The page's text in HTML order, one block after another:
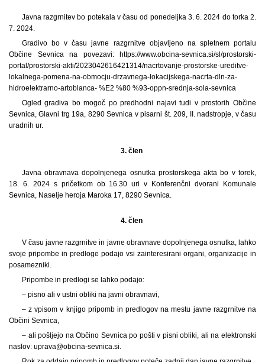
Javna razgrnitev bo potekala v času od ponedeljka 3. 6. 2024 do torka 2.
7. 2024.
Gradivo bo v času javne razgrnitve objavljeno na spletnem portalu
Občine Sevnica na povezavi: https://www.obcina-sevnica.si/sl/prostorski-
portal/prostorski-akti/2023042616421314/nacrtovanje-prostorske-ureditve-
lokalnega-pomena-na-obmocju-drzavnega-lokacijskega-nacrta-dln-za-
hidroelektrarno-artoblanca- %E2 %80 %93-oppn-srednja-sola-sevnica
Ogled gradiva bo mogoč po predhodni najavi tudi v prostorih Občine
Sevnica, Glavni trg 19a, 8290 Sevnica v pisarni št. 209, II. nadstropje, v času
uradnih ur.
3. člen
Javna obravnava dopolnjenega osnutka prostorskega akta bo v torek,
18. 6. 2024 s pričetkom ob 16.30 uri v Konferenčni dvorani Komunale
Sevnica, Naselje heroja Maroka 17, 8290 Sevnica.
4. člen
V času javne razgrnitve in javne obravnave dopolnjenega osnutka, lahko
svoje pripombe in predloge podajo vsi zainteresirani organi, organizacije in
posamezniki.
Pripombe in predlogi se lahko podajo:
– pisno ali v ustni obliki na javni obravnavi,
– z vpisom v knjigo pripomb in predlogov na mestu javne razgrnitve na
Občini Sevnica,
– ali pošljejo na Občino Sevnica po pošti v pisni obliki, ali na elektronski
naslov: uprava@obcina-sevnica.si.